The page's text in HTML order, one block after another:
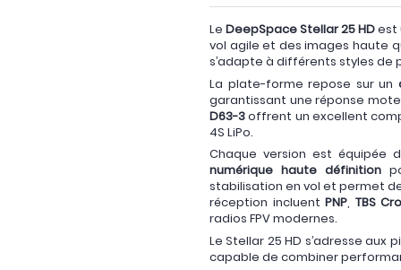
LeDeepSpace Stellar 25 HDest
vol agile et des images haute
s’adapte à différents styles
La plate-forme repose sur un
garantissant une réponse
D63-3offrent un excellent
4S LiPo.
Chaque version est équipée
numérique haute définition
stabilisation en vol et permet
réception incluent PNP, TBS
radios FPV modernes.
Le Stellar 25 HD s’adresse
capable de combiner